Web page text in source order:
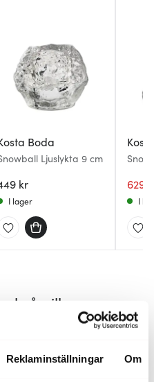
Reklaminställningar Om
Boda
Ljuslykta 9 cm
kr
I lager
629
I
gillar